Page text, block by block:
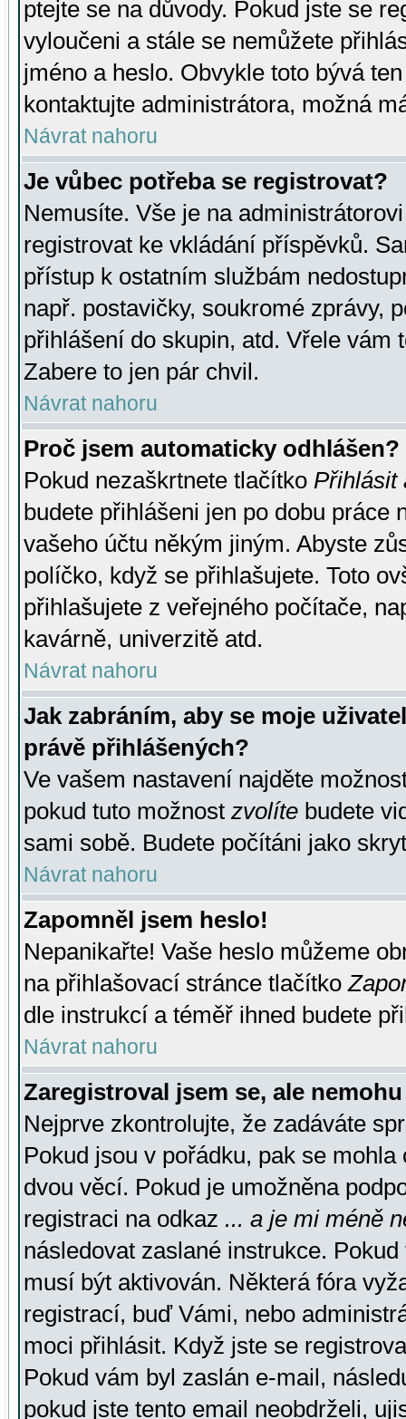
ptejte se na důvody. Pokud jste se
vyloučeni a stále se nemůžete
jméno a heslo. Obvykle toto bývá
kontaktujte administrátora, možná
Návrat nahoru
Je vůbec potřeba se registrovat?
Nemusíte. Vše je na
registrovat ke vkládání příspěvků.
přístup k ostatním službám
např. postavičky, soukromé zprávy,
přihlášení do skupin, atd. Vřele vám
Zabere to jen pár chvil.
Návrat nahoru
Proč jsem automaticky odhlášen?
Pokud nezaškrtnete tlačítko Přihlásit
budete přihlášeni jen po dobu práce
vašeho účtu někým jiným. Abyste
políčko, když se přihlašujete. Toto
přihlašujete z veřejného počítače,
kavárně, univerzitě atd.
Návrat nahoru
Jak zabráním, aby se moje
právě přihlášených?
Ve vašem nastavení najděte
pokud tuto možnost zvolíte budete
sami sobě. Budete počítáni jako
Návrat nahoru
Zapomněl jsem heslo!
Nepanikařte! Vaše heslo můžeme
na přihlašovací stránce tlačítko
dle instrukcí a téměř ihned budete
Návrat nahoru
Zaregistroval jsem se, ale
Nejprve zkontrolujte, že zadáváte
Pokud jsou v pořádku, pak se
dvou věcí. Pokud je umožněna
registraci na odkaz ... a je mi méně
následovat zaslané instrukce.
musí být aktivován. Některá fóra
registrací, buď Vámi, nebo
moci přihlásit. Když jste se
Pokud vám byl zaslán e-mail,
pokud jste tento email neobdrželi,